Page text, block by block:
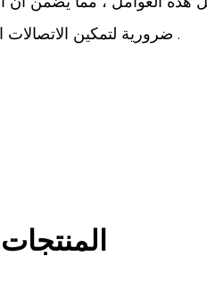
ضرورية لتمكين الاتصالات الآمنة والفعالة في مجموعة واسعة من الأجهزة الإلكترونية .